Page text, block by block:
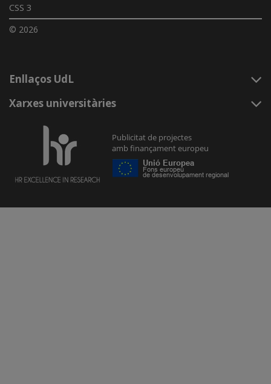
CSS 3
© 2026
Enllaços UdL
Xarxes universitàries